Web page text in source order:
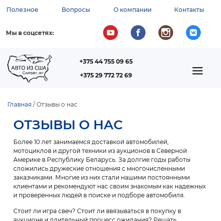
содержанию
ВСПОМОГАТЕЛЬНОЕ
МЕНЮ
Полезное Вопросы О компании Контакты
Мы в соцсетях:
+375 44 755 09 65
+375 29 772 72 69
НАВИГАЦИИ
Главная Отзывы о нас
ОТЗЫВЫ О НАС
Более 10 лет занимаемся доставкой автомобилей,
мотоциклов и другой техники из аукционов в Северной
Америке в Республику Беларусь. За долгие годы работы
сложились дружеские отношения с многочисленными
заказчиками. Многие из них стали нашими постоянными
клиентами и рекомендуют нас своим знакомым как надежных
и проверенных людей в поиске и подборе автомобиля.
Стоит ли игра свеч? Стоит ли ввязываться в покупку в